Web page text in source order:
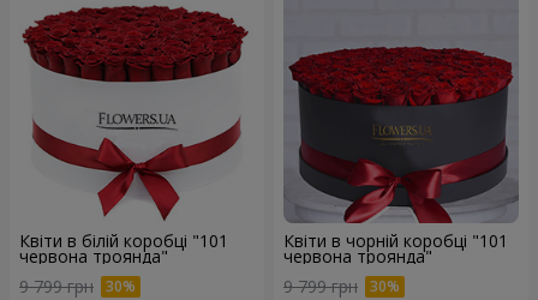
Квіти в білій коробці "101
червона троянда"
9 799 грн
Квіти в чорній коробці "101
червона троянда"
9 799 грн